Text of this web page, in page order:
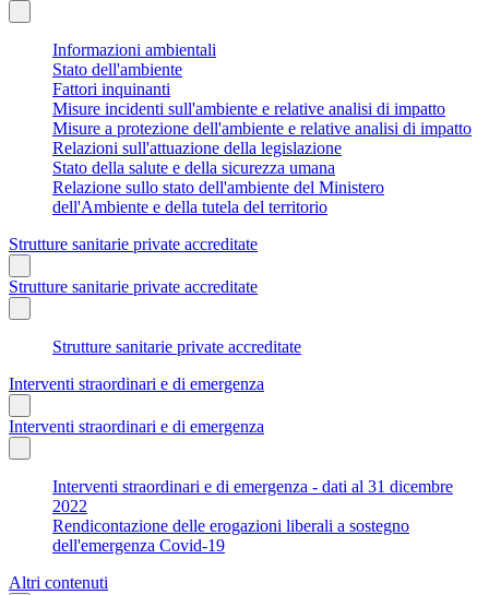
Informazioni ambientali
Stato dell'ambiente
Fattori inquinanti
Misure incidenti sull'ambiente e relative analisi di impatto
Misure a protezione dell'ambiente e relative analisi di impatto
Relazioni sull'attuazione della legislazione
Stato della salute e della sicurezza umana
Relazione sullo stato dell'ambiente del Ministero
dell'Ambiente e della tutela del territorio
Strutture sanitarie private accreditate
Strutture sanitarie private accreditate
Strutture sanitarie private accreditate
Interventi straordinari e di emergenza
Interventi straordinari e di emergenza
Interventi straordinari e di emergenza - dati al 31 dicembre
2022
Rendicontazione delle erogazioni liberali a sostegno
dell'emergenza Covid-19
Altri contenuti